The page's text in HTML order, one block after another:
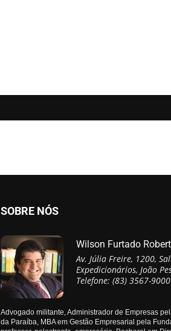
SOBRE NÓS
Wilson Furtado
Av. Júlia Freire, 1200,
Expedicionários, João
Telefone: (83) 3567-
Advogado militante, Administrador de Empresas
da Paraíba, MBA em Gestão Empresarial pela